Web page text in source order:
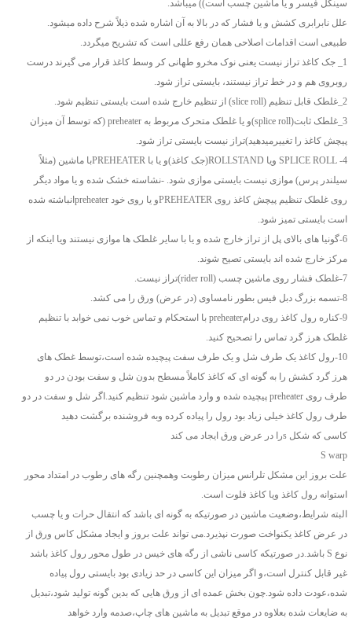
سینگل فیسر و یا ماشین چسب است)) میباشد.
علل نابرابری کشش و یا فشار که در بالا به آن اشاره شده ذیلاً شرح داده میشود.
طبیعی است اقدامات اصلاحی همان رفع عللی است که تشریح میگردد.
1_ جک کاغذ تراز نیست یعنی نوک مخرو طهانی کر وسط کاغذ قرار می گیرند درست
روبروی هم و در خط تراز نیستند، بایستی تراز شود.
2_غلطک قابل تنظیم (slice roll) از تنظیم خارج شده است بایستی تنظیم شود.
3_غلطک ثابت(splice roll)و یا غلطک متحرک مربوط به preheater (که توسط آن میزان
پیچش کاغذ را تغییرمیدهید)تراز نیست بایستی تراز شود.
4- SPLICE ROLL ویا ROLLSTAND(جک کاغذ)و یا با PREHEATERبا ماشین (مثلاً
سیلندر پرس) موازی نیست بایستی موازی شود. -نشاسته خشک شده و یا مواد دیگر
روی غلطک تنظیم پیچش کاغذ روی PREHEATERو یا روی خود preheaterانباشته شده
است بایستی تمیز شود.
6-گونیا های بالای پل از تراز خارج شده و یا با سایر غلطک ها موازی نیستند ویا اینکه از
مرکز خارج شده اند بایستی تصیح شوند.
7-غلطک فشار روی ماشین چسب (rider roll)تراز نیست.
8-تسمه بزرگ دبل فیس بطور نامساوی (در عرض) ورق را می کشد.
9-کناره رول کاغذ روی درامpreheater با استحکام و تماس خوب نمی خوابد با تنظیم
غلطک هرز گرد تماس را تصحیح کنید.
10-رول کاغذ یک طرف شل و یک طرف سفت پیچیده شده است،توسط غطک های
هرز گرد کشش را به گونه ای که کاغذ کاملاً مسطح بدون شل و سفت بودن در دو
طرف روی preheater پیچیده شده و وارد ماشین شود تنظیم کنید.اگر شل و سفت در دو
طرف رول کاغذ خیلی زیاد بود رول را پیاده کرده وبه فروشنده برگشت دهید
کاسی که شکل sرا در عرض ورق ایجاد می کند
S warp
علت بروز این مشکل تلرانس میزان رطوبت وهمچنین رگه های رطوب در امتداد محور
استوانه رول کاغذ ویا کاغذ فلوت است.
البته شرایط،وضعیت ماشین در صورتیکه به گونه ای باشد که انتقال حرات و یا چسب
در عرض کاغذ یکنواخت صورت نپذیرد.می تواند علت بروز و ایجاد مشکل کاس ورق از
نوع S باشد.در صورتیکه کاسی ناشی از رگه های خیس در طول محور رول کاغذ باشد
غیر قابل کنترل است،و اگر میزان این کاسی در حد زیادی بود بایستی رول پیاده
شده،عودت داده شود.چون بخش عمده ای از ورق هایی که بدین گونه تولید شود،تبدیل
به ضایعات شده بعلاوه در موقع تبدیل به ماشین های چاپ،صدمه وارد خواهد